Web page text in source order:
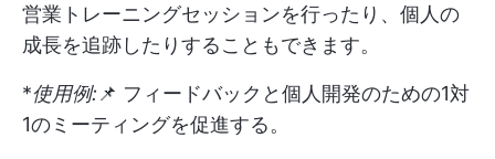
営業トレーニングセッションを行ったり、個人の
成長を追跡したりすることもできます。
*使用例: 📌 フィードバックと個人開発のための1対
1のミーティングを促進する。